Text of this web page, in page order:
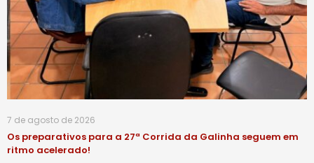
7 de agosto de 2026
Os preparativos para a 27ª Corrida da Galinha seguem em
ritmo acelerado!